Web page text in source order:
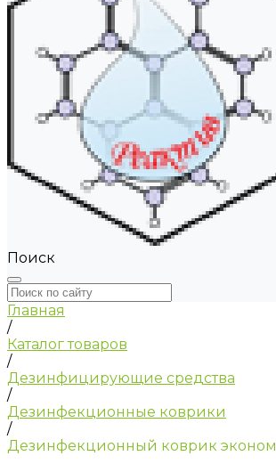
Поиск
Главная
/
Каталог товаров
/
Дезинфицирующие средства
/
Дезинфекционные коврики
/
Дезинфекционный коврик эконом